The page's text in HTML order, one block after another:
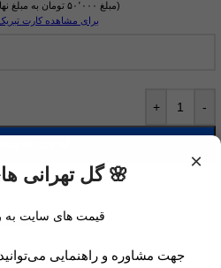
(مبلغ ۵۰٬۰۰۰ تومان به مبلغ نهایی افزوده می‌شود)
برای مشاهده کارت
-
+
افزودن به
×
🌸 گل تهرانی
قیمت های سایت به
جهت مشاوره و راهنمایی